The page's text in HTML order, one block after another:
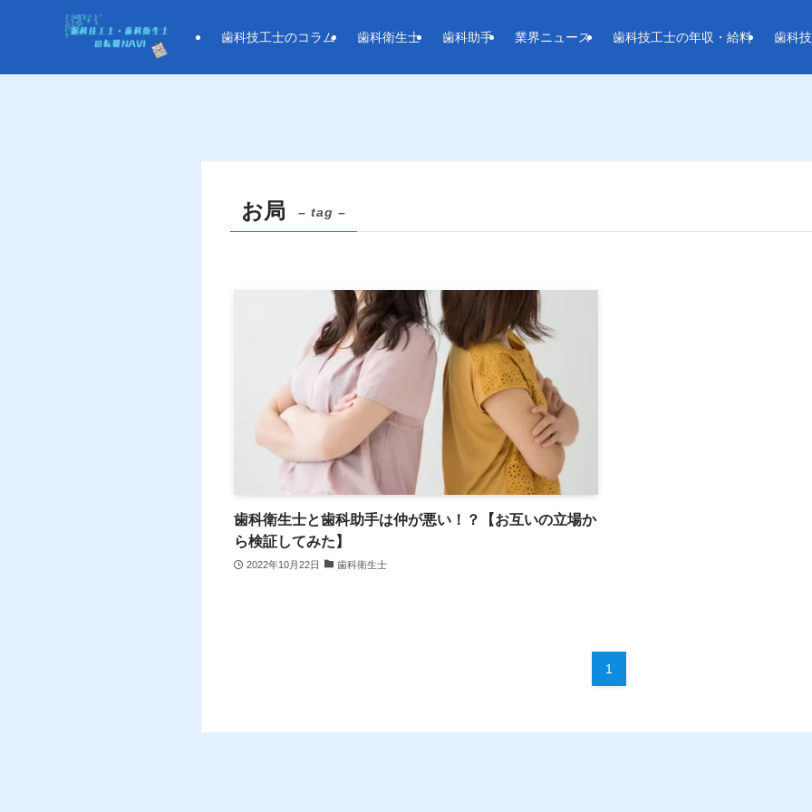
歯科技工士のコラム 歯科衛生士 歯科助手 業界ニュース 歯科技工士の年収・給料 歯科
お局 – tag –
歯科衛生士と歯科助手は仲が悪い！？【お互いの立場か
ら検証してみた】
2022年10月22日 歯科衛生士
1